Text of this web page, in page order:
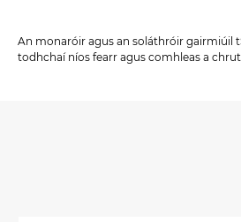
An monaróir agus an soláthróir gairmiúil
todhchaí níos fearr agus comhleas a